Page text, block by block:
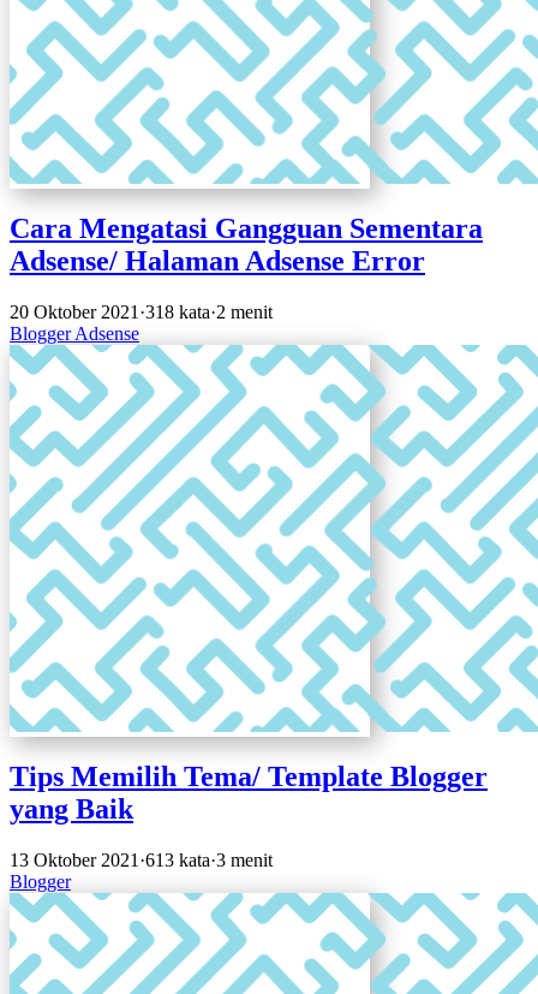
Cara Mengatasi Gangguan Sementara
Adsense/ Halaman Adsense Error
20 Oktober 2021 ·318 kata·2 menit
BloggerAdsense
Tips Memilih Tema/ Template Blogger
yang Baik
13 Oktober 2021 ·613 kata·3 menit
Blogger